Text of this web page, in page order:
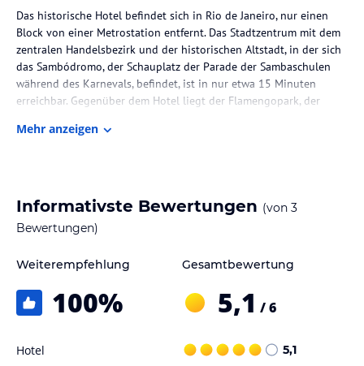
Das historische Hotel befindet sich in Rio de Janeiro, nur einen
Block von einer Metrostation entfernt. Das Stadtzentrum mit dem
zentralen Handelsbezirk und der historischen Altstadt, in der sich
das Sambódromo, der Schauplatz der Parade der Sambaschulen
während des Karnevals, befindet, ist in nur etwa 15 Minuten
erreichbar. Gegenüber dem Hotel liegt der Flamengopark, der
sich ebenfalls in der näheren Umgebung. Die Flughäfen Santos
Zimmer / Unterbringung im Hotel
Das Hotel verfügt über 231 Zimmer auf 12 Etagen, die über einen
über ein Wohnzimmer und ein Badezimmer. Von Balkon oder
Ausstattung gehören unter anderem ein Safe, eine Minibar, ein
Kühlschrank, ein Telefon mit Direktwahl, ein TV-Gerät mit
sind mit einer Dusche, einer Badewanne und einem Haartrockner
Mehr anzeigen
Informativste Bewertungen (von 3
Bewertungen)
Weiterempfehlung
100%
Gesamtbewertung
5,1 / 6
Hotel 5,1